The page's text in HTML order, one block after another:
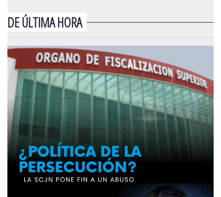
DE ÚLTIMA HORA